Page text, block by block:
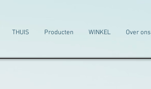
THUIS Producten WINKEL Over ons